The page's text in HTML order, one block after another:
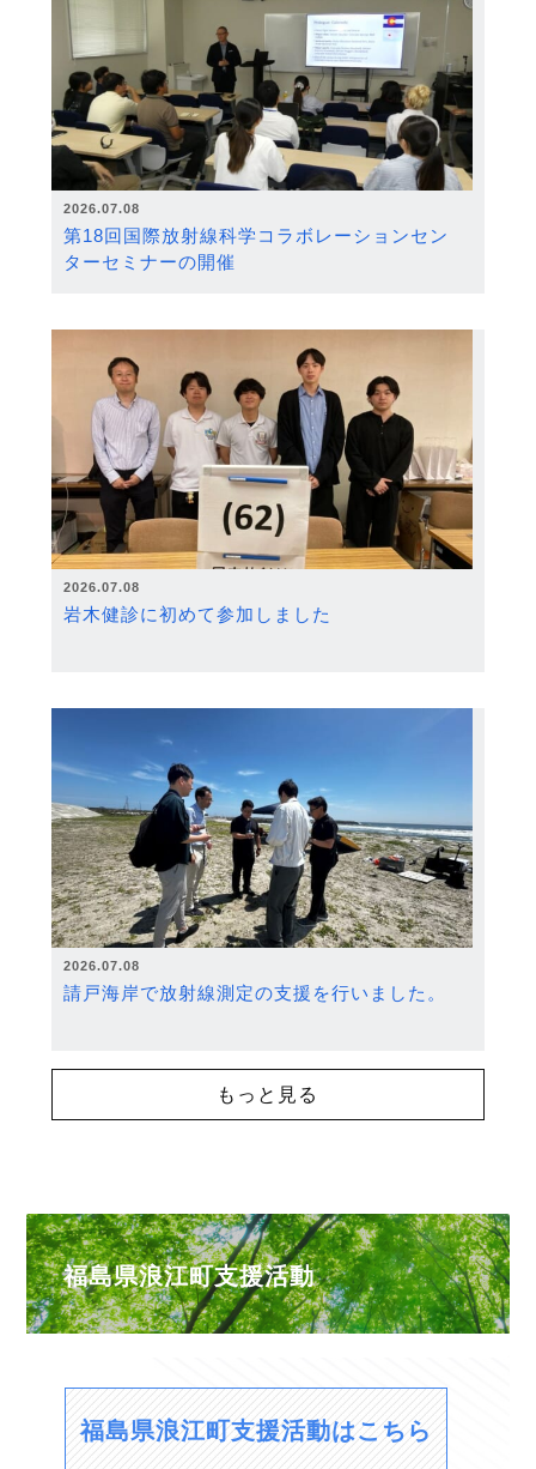
2026.07.08
第18回国際放射線科学コラボレーションセン
ターセミナーの開催
2026.07.08
岩木健診に初めて参加しました
2026.07.08
請戸海岸で放射線測定の支援を行いました。
もっと見る
福島県浪江町支援活動
福島県浪江町支援活動はこちら